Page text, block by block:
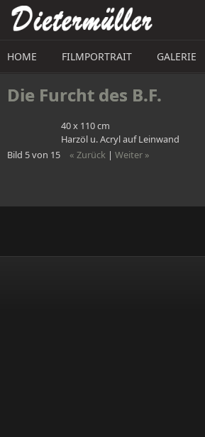
Direkt zum Inhalt
HOME FILMPORTRAIT GALERIE
Die Furcht des B.F.
Bild 5 von 15 « Zurück| Weiter »
40 x 110 cm
Harzöl u. Acryl auf Leinwand